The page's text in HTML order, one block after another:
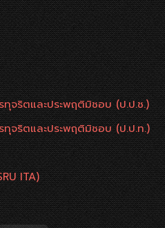
ทุจริตและประพฤติมิชอบ (ป.ป.ช.)
ทุจริตและประพฤติมิชอบ (ป.ป.ท.)
ITA)